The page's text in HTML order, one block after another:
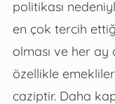
politikası
en çok tercih
olması ve her ay
özellikle
caziptir. Daha